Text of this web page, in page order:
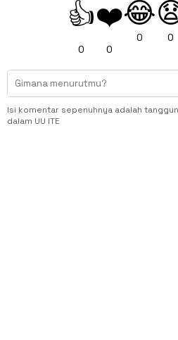
👍
0
❤️
0
😂
0 0
Isi komentar sepenuhnya adalah
dalam UU ITE